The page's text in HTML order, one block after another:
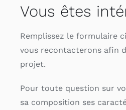
Vous êtes
Remplissez le formulaire
vous recontacterons afin
projet.
Pour toute question sur
sa composition ses